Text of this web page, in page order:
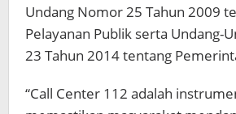
Undang Nomor 25 Tahun 2009
Pelayanan Publik serta Undang-
23 Tahun 2014 tentang
“Call Center 112 adalah